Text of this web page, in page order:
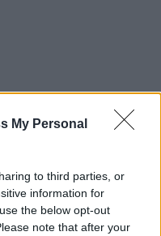
My Personal
to third parties, or
information for
the below opt-out
note that after your